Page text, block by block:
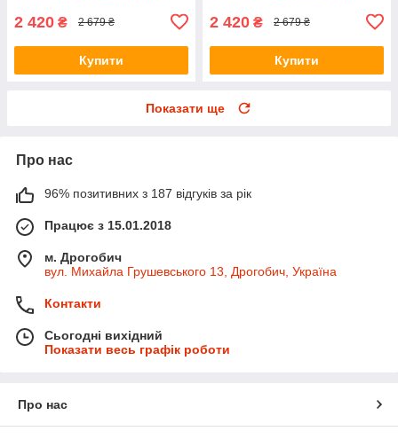
2 420 ₴ 2 679 ₴
Купити
2 420 ₴ 2 679 ₴
Купити
Показати ще
Про нас
96% позитивних з 187 відгуків за рік
Працює з 15.01.2018
м. Дрогобич
вул. Михайла Грушевського 13, Дрогобич, Україна
Контакти
Сьогодні вихідний
Показати весь графік роботи
Про нас